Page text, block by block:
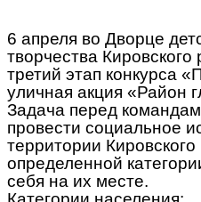
6 апреля во Дворце
творчества Кировского
третий этап конкурса
уличная акция «Район
Задача перед
провести социальное
территории
определенной
себя на их месте.